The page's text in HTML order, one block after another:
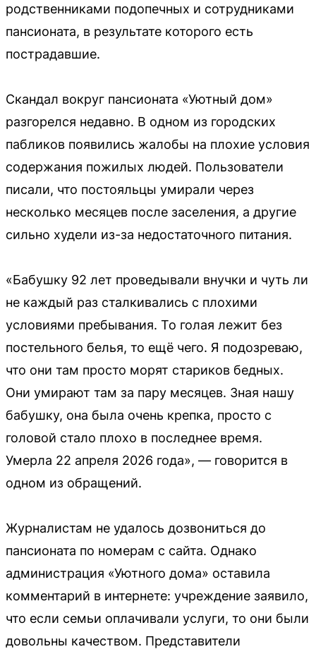
родственниками подопечных и сотрудниками
пансионата, в результате которого есть
пострадавшие.
Скандал вокруг пансионата «Уютный дом»
разгорелся недавно. В одном из городских
пабликов появились жалобы на плохие условия
содержания пожилых людей. Пользователи
писали, что постояльцы умирали через
несколько месяцев после заселения, а другие
сильно худели из-за недостаточного питания.
«Бабушку 92 лет проведывали внучки и чуть ли
не каждый раз сталкивались с плохими
условиями пребывания. То голая лежит без
постельного белья, то ещё чего. Я подозреваю,
что они там просто морят стариков бедных.
Они умирают там за пару месяцев. Зная нашу
бабушку, она была очень крепка, просто с
головой стало плохо в последнее время.
Умерла 22 апреля 2026 года», — говорится в
одном из обращений.
Журналистам не удалось дозвониться до
пансионата по номерам с сайта. Однако
администрация «Уютного дома» оставила
комментарий в интернете: учреждение заявило,
что если семьи оплачивали услуги, то они были
довольны качеством. Представители